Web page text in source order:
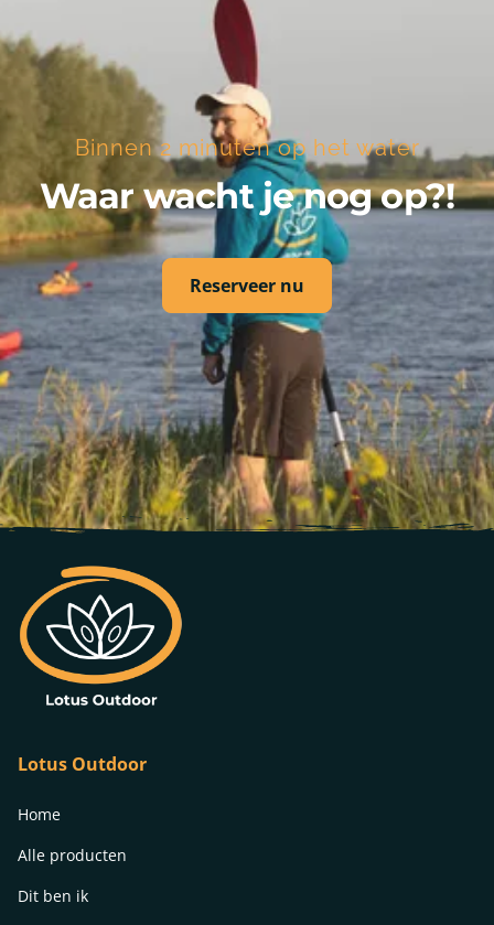
met de fiets, en wel zo goed voor het milieu.
Binnen 2 minuten op het water
Waar wacht je nog op?!
Reserveer nu
Lotus Outdoor
Home
Alle producten
Dit ben ik